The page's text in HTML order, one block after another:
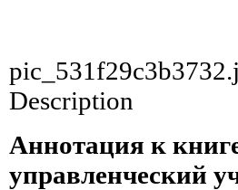
Description
Аннотация к
управленческий